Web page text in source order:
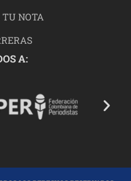
NOTA
A: